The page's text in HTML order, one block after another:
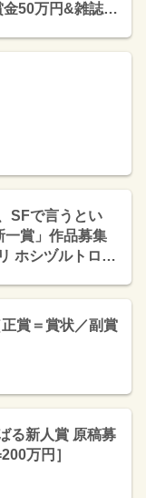
金50万円&雑誌
SFで言うとい
一賞」作品募集
ホシヅルトロフ
賞＝賞状／副賞
る新人賞 原稿募
万円］